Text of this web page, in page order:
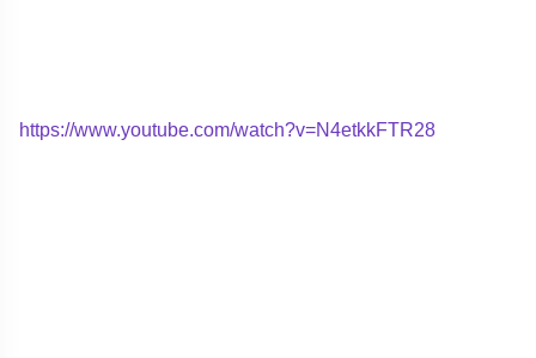
https://www.youtube.com/watch?v=N4etkkFTR28